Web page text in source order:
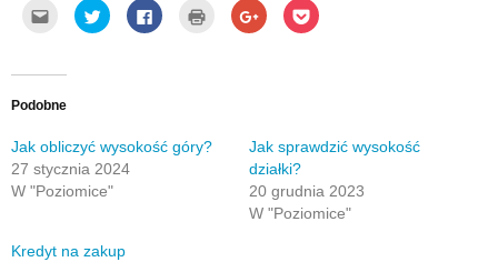
Kliknij,
wysłać
znajomego
e-
w
nowym
oknie)
Udostępnij
na
Twitterze(Otwiera
Click
to
Kliknij
wydrukować(Otwiera
Click
to
share
Click
to
Podobne
Jak obliczyć wysokość góry?
27 stycznia 2024
W "Poziomice"
Jak sprawdzić wysokość
działki?
20 grudnia 2023
W "Poziomice"
Kredyt na zakup